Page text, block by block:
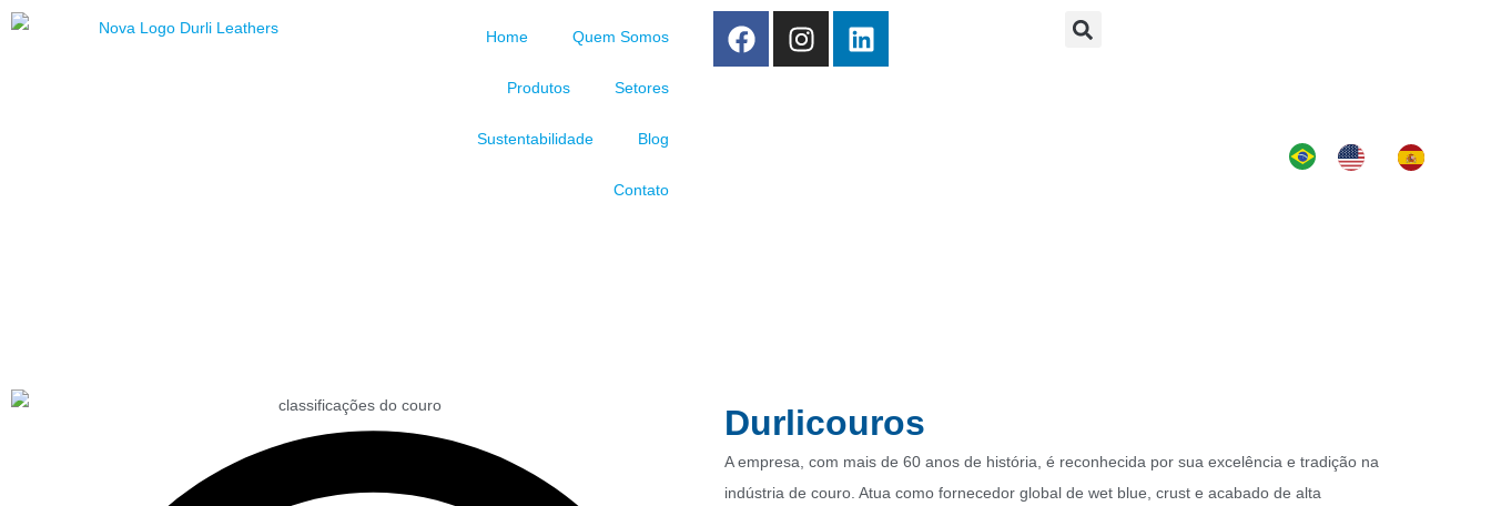
Home Quem Somos
Produtos Setores
Sustentabilidade Blog
Contato
Durlicouros
A empresa, com mais de 60 anos de história, é reconhecida por sua excelência e tradição na
indústria de couro. Atua como fornecedor global de wet blue, crust e acabado de alta